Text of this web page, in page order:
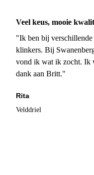
Veel keus, mooie
"Ik ben bij
klinkers. Bij
vond ik wat ik zocht. Ik
dank aan Britt."
Rita
Velddriel